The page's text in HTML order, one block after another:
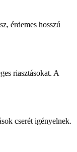
érdemes hosszú
riasztásokat. A
cserét igényelnek.